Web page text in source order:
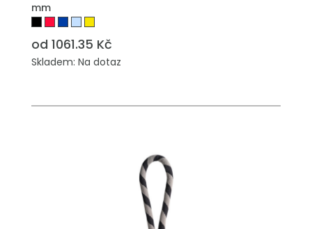
mm
od 1061.35 Kč
Skladem: Na dotaz